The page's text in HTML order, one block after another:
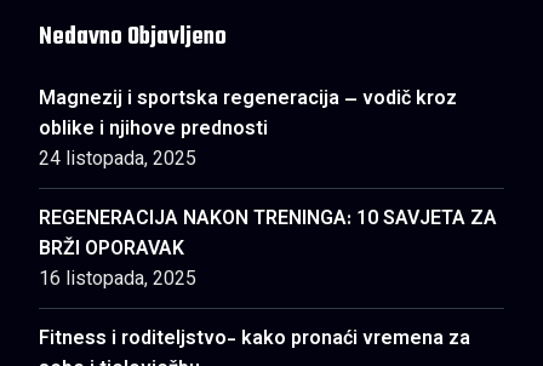
Nedavno Objavljeno
Magnezij i sportska regeneracija – vodič kroz
oblike i njihove prednosti
24 listopada, 2025
REGENERACIJA NAKON TRENINGA: 10 SAVJETA ZA
BRŽI OPORAVAK
16 listopada, 2025
Fitness i roditeljstvo- kako pronaći vremena za